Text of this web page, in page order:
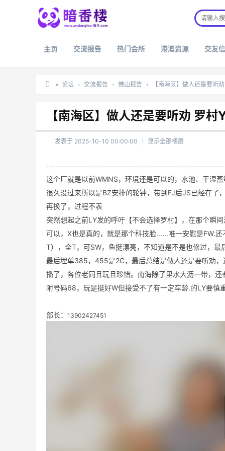
主页 交流报告 热门会所 港澳资源 交友
楼
» 论坛 › 交流报告 › 佛山报告 › 【南海区】做人还是要听
【南海区】做人还是要听劝 罗村
发表于 2025-10-10 00:00:00 显示全部楼层
这个厂就是以前WMNS，环境还是可以的，水池、干湿
很久没过来所以是BZ安排的轮钟，带到FJ后JS已经在了
再换了，过程不表
突然想起之前LY发的呼吁【不会选择罗村】，在那个瞬
可以，X也是真的，就是那个科技脸......唯一安慰是FW.
T），全T，可SW，鱼挺漂亮，不知道是不是也修过，
最后埋单385，455是2C，最后总结是做人还是要听劝
播了，各位老同且玩且珍惜。南海除了里水大沥一带，
附号码68，玩是挺好W但接受不了有一定车龄.的LY要慎
部长： 13902427451